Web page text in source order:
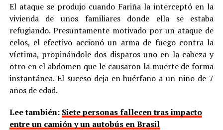
El ataque se produjo cuando Fariña la interceptó en la
vivienda de unos familiares donde ella se estaba
refugiando. Presuntamente motivado por un ataque de
celos, el efectivo accionó un arma de fuego contra la
víctima, propinándole dos disparos uno en la cabeza y
otro en el abdomen que le causaron la muerte de forma
instantánea. El suceso deja en huérfano a un niño de 7
años de edad.
Lee también: Siete personas fallecen tras impacto
entre un camión y un autobús en Brasil